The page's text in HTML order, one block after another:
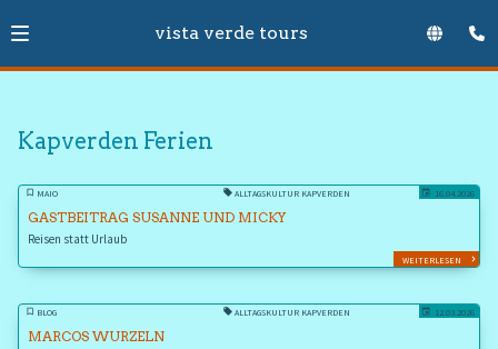
vista verde tours
Kapverden Ferien
MAIO ALLTAGSKULTUR KAPVERDEN 16.04.2026
GASTBEITRAG SUSANNE UND MICKY
Reisen statt Urlaub
WEITERLESEN
BLOG ALLTAGSKULTUR KAPVERDEN 12.03.2026
MARCOS WURZELN